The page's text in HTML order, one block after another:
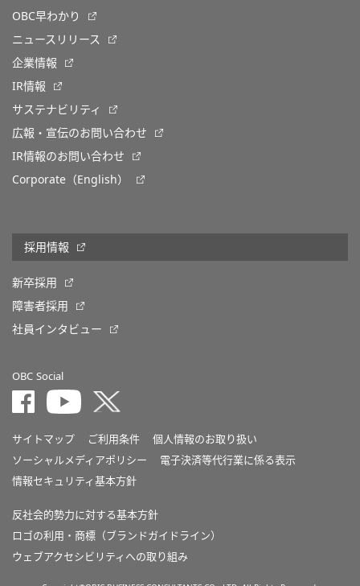
OBC早わかり
ニュースリリース
企業情報
IR情報
サステナビリティ
広報・宣伝のお問い合わせ
IR情報のお問い合わせ
Corporate（English）
採用情報
新卒採用
障害者採用
社員インタビュー
OBC Social
サイトマップ ご利用条件
個人情報のお取り扱い
ソーシャルメディアポリシー
電子決済等代行業に係る表示
情報セキュリティ基本方針
反社会的勢力に対する基本方針
ロゴの利用・商標（ブランドガイドライン）
ウェブアクセシビリティへの取り組み